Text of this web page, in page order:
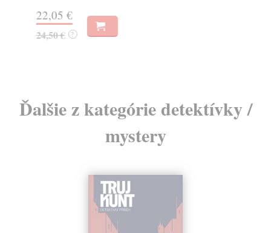
22,05 €
24,50 € ?
Ďalšie z kategórie detektívky /
mystery